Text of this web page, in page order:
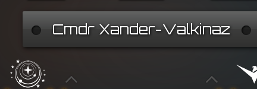
Cmdr Xander-Valkinaz